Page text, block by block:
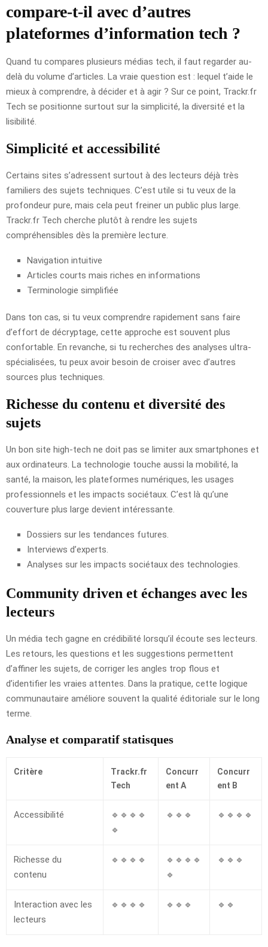
compare-t-il avec d’autres
plateformes d’information tech ?
Quand tu compares plusieurs médias tech, il faut regarder au-
delà du volume d’articles. La vraie question est : lequel t’aide le
mieux à comprendre, à décider et à agir ? Sur ce point, Trackr.fr
Tech se positionne surtout sur la simplicité, la diversité et la
lisibilité.
Simplicité et accessibilité
Certains sites s’adressent surtout à des lecteurs déjà très
familiers des sujets techniques. C’est utile si tu veux de la
profondeur pure, mais cela peut freiner un public plus large.
Trackr.fr Tech cherche plutôt à rendre les sujets
compréhensibles dès la première lecture.
Navigation intuitive
Articles courts mais riches en informations
Terminologie simplifiée
Dans ton cas, si tu veux comprendre rapidement sans faire
d’effort de décryptage, cette approche est souvent plus
confortable. En revanche, si tu recherches des analyses ultra-
spécialisées, tu peux avoir besoin de croiser avec d’autres
sources plus techniques.
Richesse du contenu et diversité des
sujets
Un bon site high-tech ne doit pas se limiter aux smartphones et
aux ordinateurs. La technologie touche aussi la mobilité, la
santé, la maison, les plateformes numériques, les usages
professionnels et les impacts sociétaux. C’est là qu’une
couverture plus large devient intéressante.
Dossiers sur les tendances futures.
Interviews d’experts.
Analyses sur les impacts sociétaux des technologies.
Community driven et échanges avec les
lecteurs
Un média tech gagne en crédibilité lorsqu’il écoute ses lecteurs.
Les retours, les questions et les suggestions permettent
d’affiner les sujets, de corriger les angles trop flous et
d’identifier les vraies attentes. Dans la pratique, cette logique
communautaire améliore souvent la qualité éditoriale sur le long
terme.
Analyse et comparatif statisques
Critère
Trackr.fr
Tech
Concurr
ent A
Concurr
ent B
Accessibilité
🔹🔹🔹🔹
🔹
🔹🔹🔹 🔹🔹🔹🔹
Richesse du
contenu
🔹🔹🔹🔹
🔹🔹🔹🔹
🔹
🔹🔹🔹
Interaction avec les
lecteurs
🔹🔹🔹🔹 🔹🔹🔹 🔹🔹